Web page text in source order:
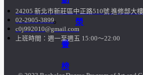
榮
譽
榜
24205 新北市新莊區中正路510號 進修部大
02-2905-3899
c0j992010@gmail.com
上班時間：週一至週五 15:00～22:00